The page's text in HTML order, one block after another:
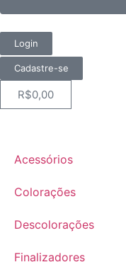
Login
Cadastre-se
R$0,00
Acessórios
Colorações
Descolorações
Finalizadores